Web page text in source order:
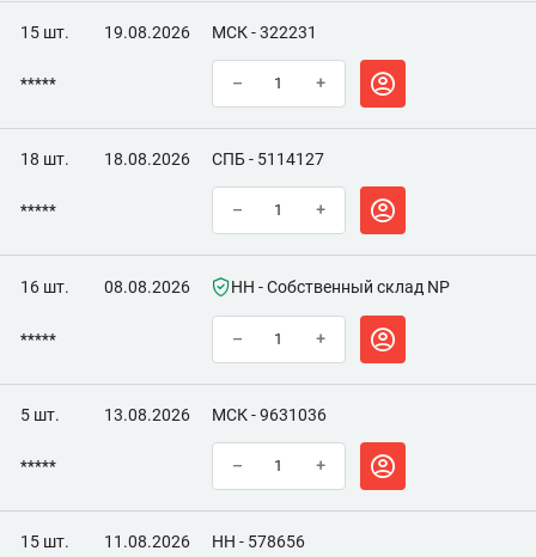
15 шт. 19.08.2026 МСК - 322231
***** – +
18 шт. 18.08.2026 СПБ - 5114127
***** – +
16 шт. 08.08.2026 НН - Собственный склад NP
***** – +
5 шт. 13.08.2026 МСК - 9631036
***** – +
15 шт. 11.08.2026 НН - 578656